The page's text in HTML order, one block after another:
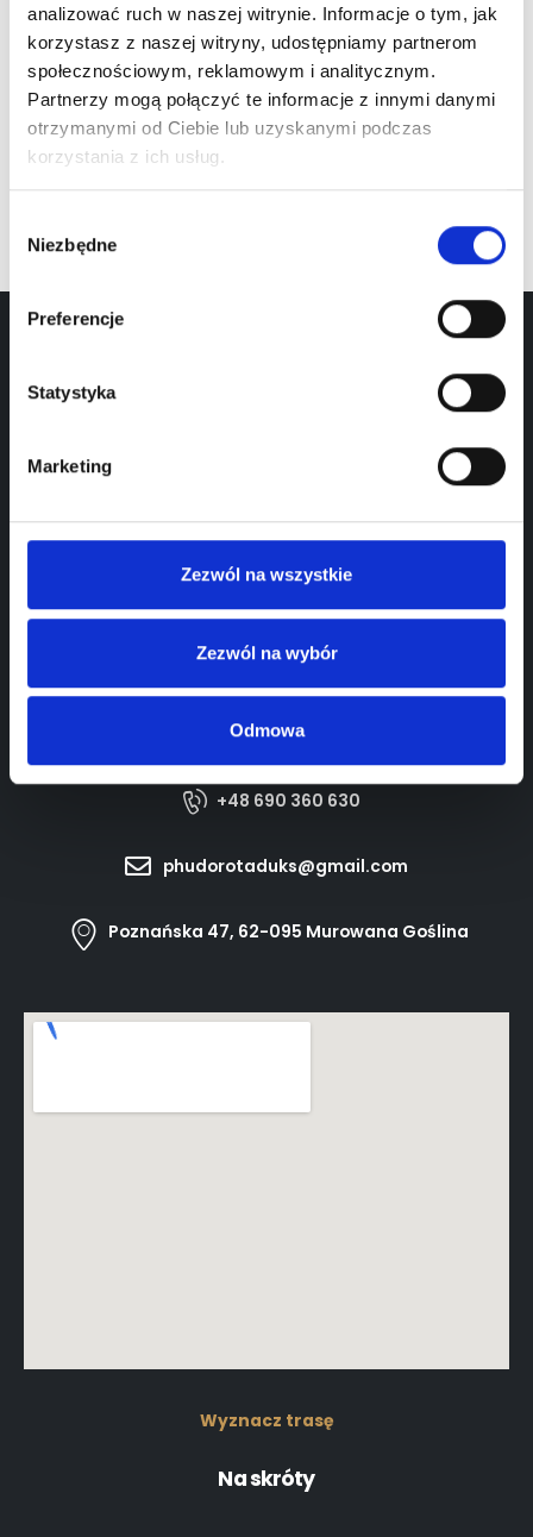
analizować ruch w naszej witrynie. Informacje o tym, jak
korzystasz z naszej witryny, udostępniamy partnerom
społecznościowym, reklamowym i analitycznym.
Partnerzy mogą połączyć te informacje z innymi danymi
otrzymanymi od Ciebie lub uzyskanymi podczas
korzystania z ich usług.
zgody
Niezbędne
Preferencje
Statystyka
Marketing
Zezwól na wszystkie
Zezwól na wybór
Odmowa
Meta
Zaloguj się
Kanał wpisów
Kanał komentarzy
WordPress.org
Doskonałe miejsce do wypoczynku,
celebracji posiłków oraz uroczystości rodzinnych
+48 690 360 630
phudorotaduks@gmail.com
Poznańska 47, 62-095 Murowana Goślina
Wyznacz trasę
Na skróty